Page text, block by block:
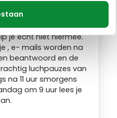
zodat de auto niet
en dus niet verzekerd
je echt niet hiermee.
, e- mails worden na
beantwoord en de
luchpauzes van
na 11 uur smorgens
om 9 uur lees je